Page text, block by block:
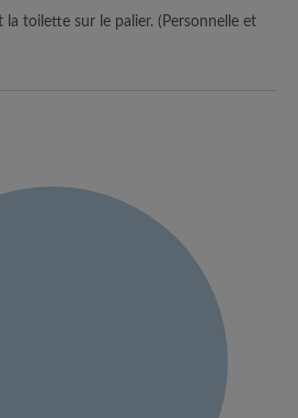
la toilette sur le palier. (Personnelle et